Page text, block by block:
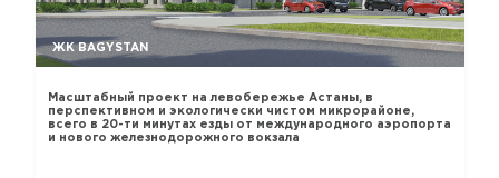
ЖК BAGYSTAN
Масштабный проект на левобережье Астаны, в
перспективном и экологически чистом микрорайоне,
всего в 20-ти минутах езды от международного аэропорта
и нового железнодорожного вокзала